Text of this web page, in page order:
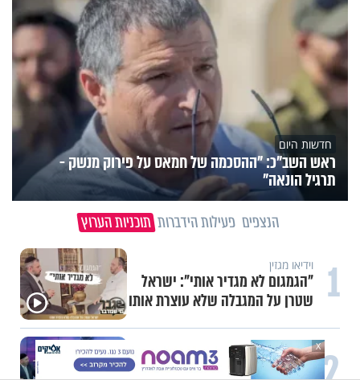
חדשות היום
ראש השב"כ: "ההסכמה של חמאס על פירוק מנשק -
תרגיל הונאה"
הנצפים פעילות הידברות תוכניות הערוץ
1 וידיאו מגזין
"הגמגום לא מגדיר אותי": ישראל
שטרן על המגבלה שלא עוצרת אותו
תכני ערוץ הידברות
X